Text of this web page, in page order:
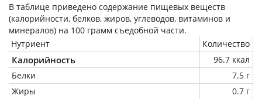
В таблице приведено содержание пищевых веществ
(калорийности, белков, жиров, углеводов, витаминов и
минералов) на 100 грамм съедобной части.
Нутриент
Количество
Калорийность
96.7 ккал
Белки
7.5 г
Жиры
0.7 г